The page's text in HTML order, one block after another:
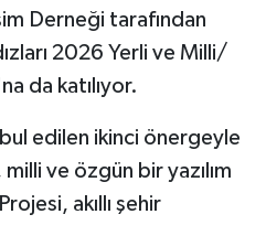
Derneği tarafından
2026 Yerli ve Milli/
da katılıyor.
edilen ikinci önergeyle
ve özgün bir yazılım
akıllı şehir